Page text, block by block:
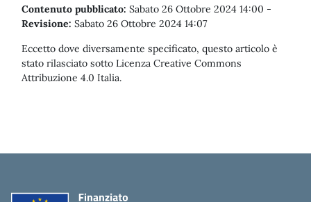
Contenuto pubblicato: Sabato 26 Ottobre 2024 14:00 -
Revisione: Sabato 26 Ottobre 2024 14:07
Eccetto dove diversamente specificato, questo articolo è
stato rilasciato sotto Licenza Creative Commons
Attribuzione 4.0 Italia.